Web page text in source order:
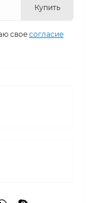
Купить
свое согласие